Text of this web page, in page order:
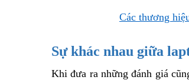
Các thương
Sự khác nhau giữa
Khi đưa ra những đánh giá